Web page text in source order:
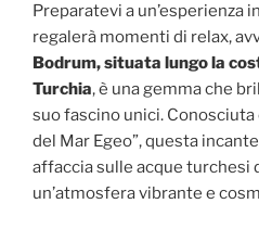
Preparatevi a un’esperienza
regalerà momenti di relax,
Bodrum, situata lungo la
Turchia, è una gemma che
suo fascino unici. Conosciuta
del Mar Egeo”, questa
affaccia sulle acque turchesi
un’atmosfera vibrante e